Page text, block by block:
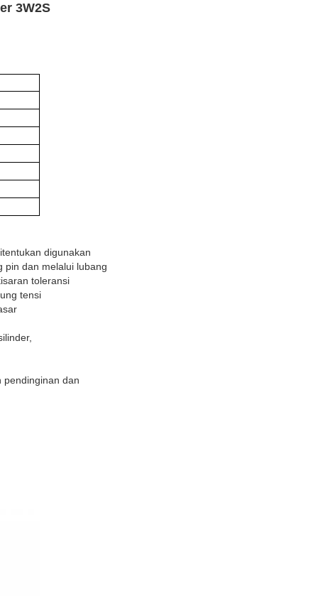
3W2S
digunakan
pin dan melalui lubang
toleransi
tensi
pendinginan dan